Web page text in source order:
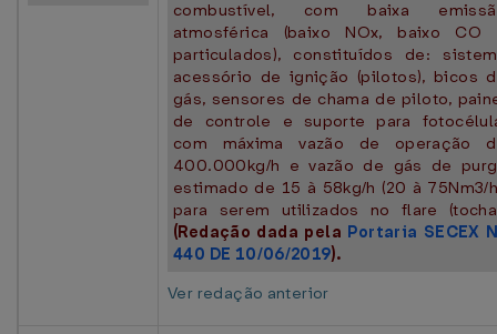
combustível, com baixa
atmosférica (baixo NOx, baixo CO
particulados), constituídos de:
acessório de ignição (pilotos), bicos
gás, sensores de chama de piloto,
de controle e suporte para
com máxima vazão de operação
400.000kg/h e vazão de gás de
estimado de 15 à 58kg/h (20 à 75Nm3/
para serem utilizados no flare
(Redação dada pela Portaria SECEX
440 DE 10/06/2019).
Ver redação anterior